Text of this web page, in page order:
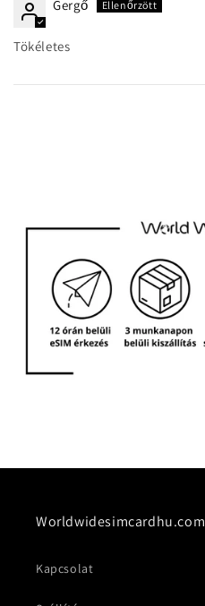
Gergő
Tökéletes
Worldwidesimcardhu.com
Kapcsolat